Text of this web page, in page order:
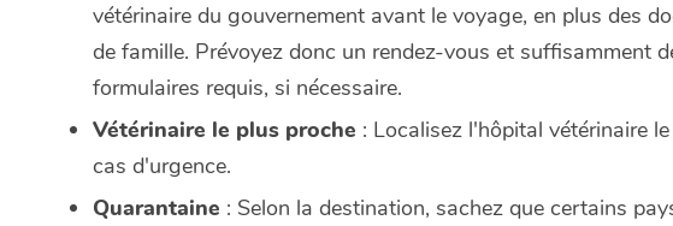
vétérinaire du gouvernement avant le voyage, en plus des
de famille. Prévoyez donc un rendez-vous et suffisamment
formulaires requis, si nécessaire.
Vétérinaire le plus proche : Localisez l'hôpital vétérinaire
cas d'urgence.
Quarantaine : Selon la destination, sachez que certains